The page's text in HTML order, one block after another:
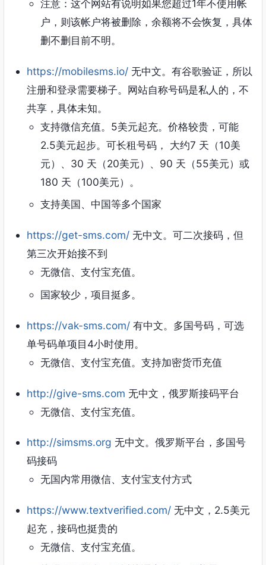
注意：这个网站有说明如果您超过1年不使用帐
户，则该帐户将被删除，余额将不会恢复，具体
删不删目前不明。
https://mobilesms.io/ 无中文。有谷歌验证，所以
注册和登录需要梯子。网站自称号码是私人的，不
共享，具体未知。
支持微信充值。5美元起充。价格较贵，可能
2.5美元起步。可长租号码， 大约7 天（10美
元）、30 天（20美元）、90 天（55美元）或
180 天（100美元）。
支持美国、中国等多个国家
https://get-sms.com/ 无中文。可二次接码，但
第三次开始接不到
无微信、支付宝充值。
国家较少，项目挺多。
https://vak-sms.com/ 有中文。多国号码，可选
单号码单项目4小时使用。
无微信、支付宝充值。支持加密货币充值
http://give-sms.com 无中文，俄罗斯接码平台
无微信、支付宝充值。
http://simsms.org 无中文。俄罗斯平台，多国号
码接码
无国内常用微信、支付宝支付方式
https://www.textverified.com/ 无中文，2.5美元
起充，接码也挺贵的
无微信、支付宝充值。